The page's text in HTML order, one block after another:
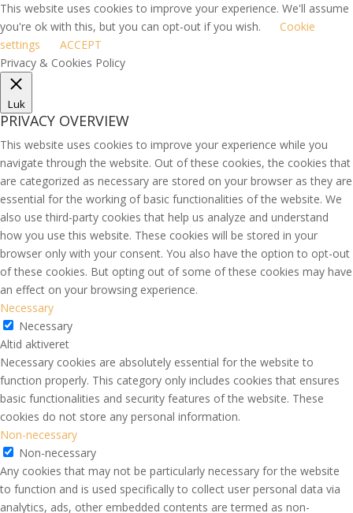
This website uses cookies to improve your experience. We'll assume
you're ok with this, but you can opt-out if you wish.
Cookie
settings
ACCEPT
Privacy & Cookies Policy
Luk
PRIVACY OVERVIEW
This website uses cookies to improve your experience while you
navigate through the website. Out of these cookies, the cookies that
are categorized as necessary are stored on your browser as they are
essential for the working of basic functionalities of the website. We
also use third-party cookies that help us analyze and understand
how you use this website. These cookies will be stored in your
browser only with your consent. You also have the option to opt-out
of these cookies. But opting out of some of these cookies may have
an effect on your browsing experience.
Necessary
Necessary
Altid aktiveret
Necessary cookies are absolutely essential for the website to
function properly. This category only includes cookies that ensures
basic functionalities and security features of the website. These
cookies do not store any personal information.
Non-necessary
Non-necessary
Any cookies that may not be particularly necessary for the website
to function and is used specifically to collect user personal data via
analytics, ads, other embedded contents are termed as non-